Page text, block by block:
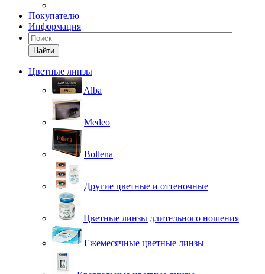
Покупателю
Информация
Найти
Цветные линзы
Alba
Medeo
Bollena
Другие цветные и оттеночные
Цветные линзы длительного ношения
Ежемесячные цветные линзы